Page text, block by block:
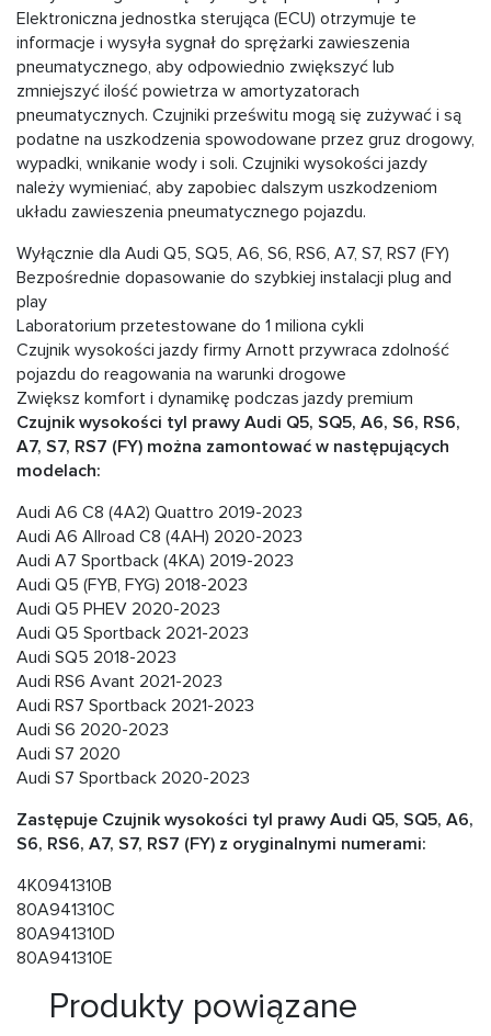
Elektroniczna jednostka sterująca (ECU) otrzymuje te
informacje i wysyła sygnał do sprężarki zawieszenia
pneumatycznego, aby odpowiednio zwiększyć lub
zmniejszyć ilość powietrza w amortyzatorach
pneumatycznych. Czujniki prześwitu mogą się zużywać i są
podatne na uszkodzenia spowodowane przez gruz drogowy,
wypadki, wnikanie wody i soli. Czujniki wysokości jazdy
należy wymieniać, aby zapobiec dalszym uszkodzeniom
układu zawieszenia pneumatycznego pojazdu.
Wyłącznie dla Audi Q5, SQ5, A6, S6, RS6, A7, S7, RS7 (FY)
Bezpośrednie dopasowanie do szybkiej instalacji plug and
play
Laboratorium przetestowane do 1 miliona cykli
Czujnik wysokości jazdy firmy Arnott przywraca zdolność
pojazdu do reagowania na warunki drogowe
Zwiększ komfort i dynamikę podczas jazdy premium
Czujnik wysokości tyl prawy Audi Q5, SQ5, A6, S6, RS6,
A7, S7, RS7 (FY) można zamontować w następujących
modelach:
Audi A6 C8 (4A2) Quattro 2019-2023
Audi A6 Allroad C8 (4AH) 2020-2023
Audi A7 Sportback (4KA) 2019-2023
Audi Q5 (FYB, FYG) 2018-2023
Audi Q5 PHEV 2020-2023
Audi Q5 Sportback 2021-2023
Audi SQ5 2018-2023
Audi RS6 Avant 2021-2023
Audi RS7 Sportback 2021-2023
Audi S6 2020-2023
Audi S7 2020
Audi S7 Sportback 2020-2023
Zastępuje Czujnik wysokości tyl prawy Audi Q5, SQ5, A6,
S6, RS6, A7, S7, RS7 (FY) z oryginalnymi numerami:
4K0941310B
80A941310C
80A941310D
80A941310E
Produkty powiązane